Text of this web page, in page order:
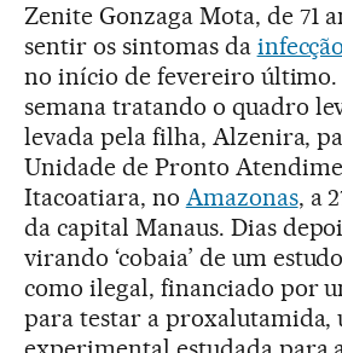
Zenite Gonzaga Mota, de 71
sentir os sintomas da
no início de fevereiro último.
semana tratando o quadro
levada pela filha, Alzenira,
Unidade de Pronto
Itacoatiara, no Amazonas, a
da capital Manaus. Dias
virando ‘cobaia’ de um
como ilegal, financiado por
para testar a proxalutamida,